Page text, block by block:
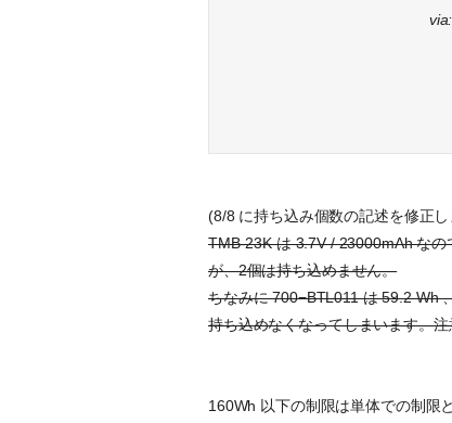
(8/8 に持ち込み個数の記述を修正
TMB-23K は 3.7V / 23000mAh な
が、2個は持ち込めません。
ちなみに 700−BTL011 は 59.2 Wh
持ち込めなくなってしまいます。
160Wh 以下の制限は単体での制限